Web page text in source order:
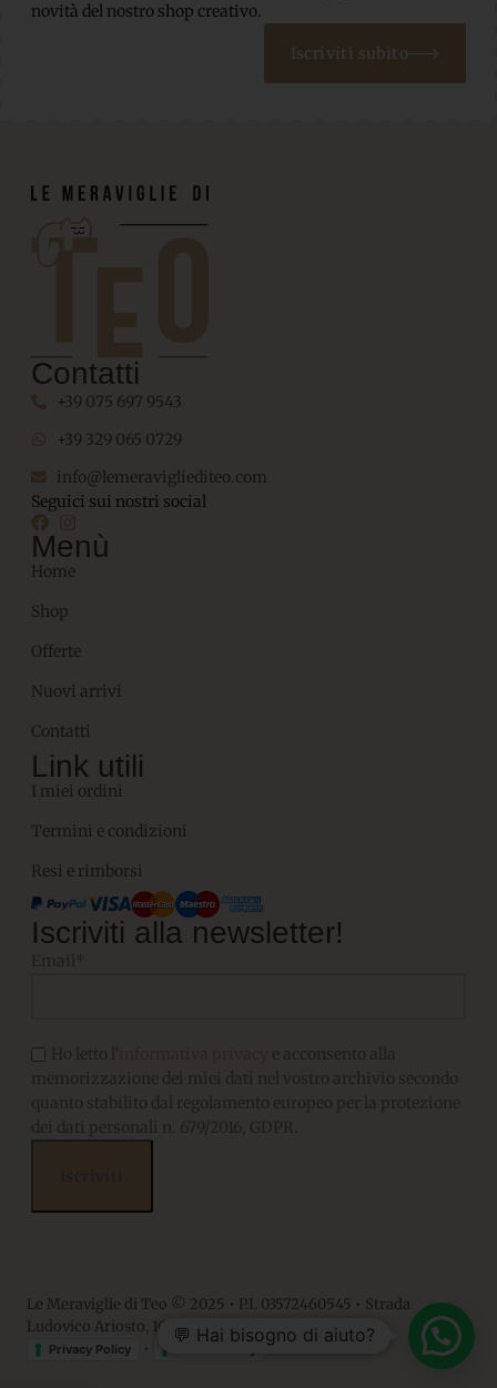
novità del nostro shop creativo.
Iscriviti subito
Contatti
+39 075 697 9543
+39 329 065 0729
info@lemeravigliediteo.com
Seguici sui nostri social
Menù
Home
Shop
Offerte
Nuovi arrivi
Contatti
Link utili
I miei ordini
Termini e condizioni
Resi e rimborsi
Iscriviti alla newsletter!
Le Meraviglie di Teo © 2025 • P.I. 03572460545 • Strada
Ludovico Ariosto, 10 • 06063, Magione PG
Privacy Policy •
💬 Hai bisogno di aiuto?